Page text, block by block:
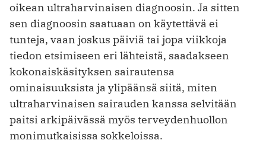
oikean ultraharvinaisen diagnoosin. Ja sitten
sen diagnoosin saatuaan on käytettävä ei
tunteja, vaan joskus päiviä tai jopa viikkoja
tiedon etsimiseen eri lähteistä, saadakseen
kokonaiskäsityksen sairautensa
ominaisuuksista ja ylipäänsä siitä, miten
ultraharvinaisen sairauden kanssa selvitään
paitsi arkipäivässä myös terveydenhuollon
monimutkaisissa sokkeloissa.